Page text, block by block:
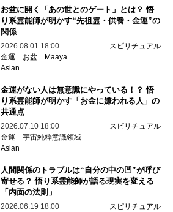
お盆に開く「あの世とのゲート」とは？ 悟
り系霊能師が明かす“先祖霊・供養・金運”の
関係
2026.08.01 18:00
スピリチュアル
金運
お盆
Maaya
Aslan
金運がない人は無意識にやっている！？ 悟
り系霊能師が明かす「お金に嫌われる人」の
共通点
2026.07.10 18:00
スピリチュアル
金運 宇宙純粋意識領域
Aslan
人間関係のトラブルは“自分の中の凹”が呼び
寄せる？ 悟り系霊能師が語る現実を変える
「内面の法則」
2026.06.19 18:00
スピリチュアル